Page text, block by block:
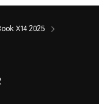
X14 2025